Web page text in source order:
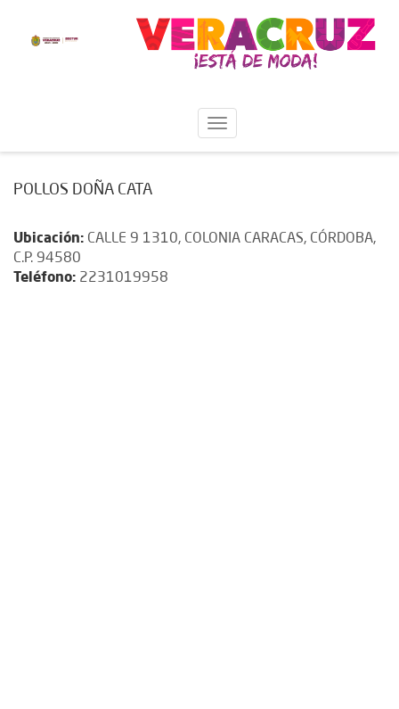
POLLOS DOÑA CATA
Ubicación: CALLE 9 1310, COLONIA CARACAS, CÓRDOBA,
C.P. 94580
Teléfono: 2231019958